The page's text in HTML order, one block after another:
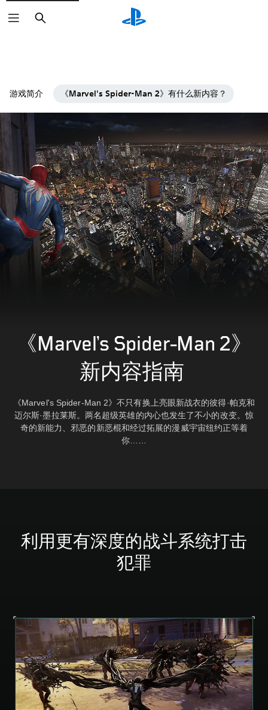
搜
索
游戏简介 《Marvel's Spider-Man 2》有什么新内容？
《Marvel’s Spider-Man 2》
新内容指南
《Marvel's Spider-Man 2》不只有换上亮眼新战衣的彼得·帕克和
迈尔斯·墨拉莱斯。 两名超级英雄的内心也发生了不小的改变。惊
奇的新能力、邪恶的新恶棍和经过拓展的漫威宇宙纽约正等着
你……
利用更有深度的战斗系统打击
犯罪